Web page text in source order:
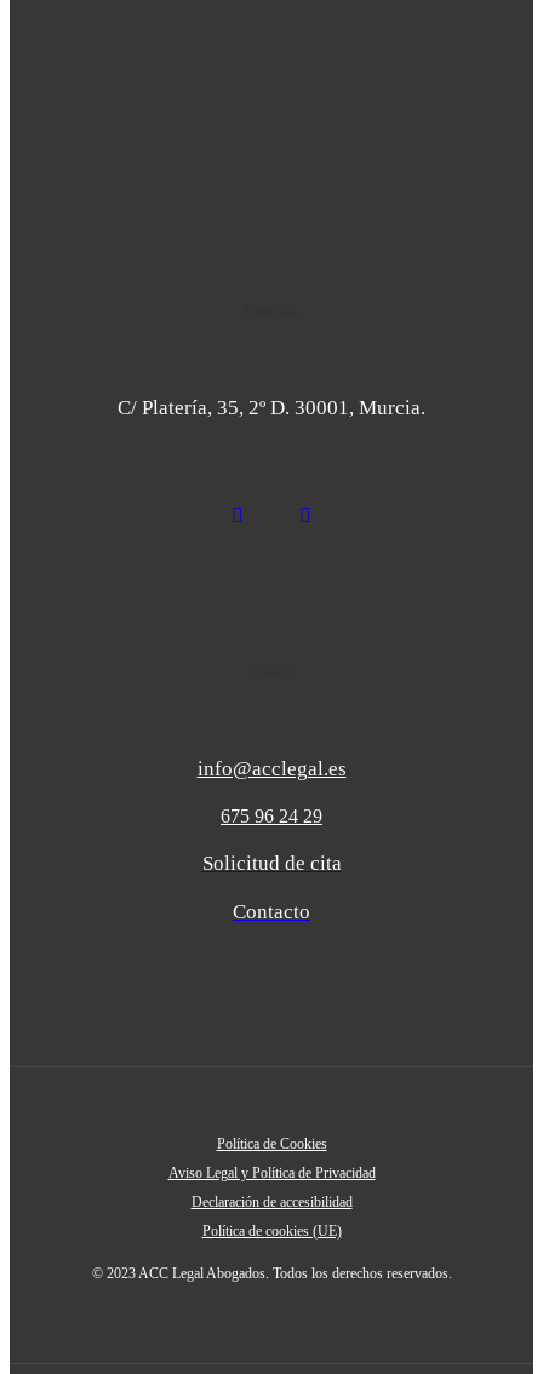
C/ Platería, 35, 2º D. 30001, Murcia.
info@acclegal.es
675 96 24 29
Solicitud de cita
Contacto
Política de Cookies
Aviso Legal y Política de Privacidad
Declaración de accesibilidad
Política de cookies (UE)
© 2023 ACC Legal Abogados. Todos los derechos reservados.